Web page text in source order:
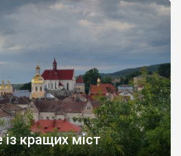
кращих міст